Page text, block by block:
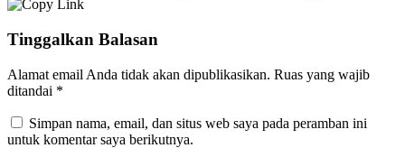
Tinggalkan Balasan
Alamat email Anda tidak akan dipublikasikan. Ruas yang wajib
ditandai *
Simpan nama, email, dan situs web saya pada peramban ini
untuk komentar saya berikutnya.